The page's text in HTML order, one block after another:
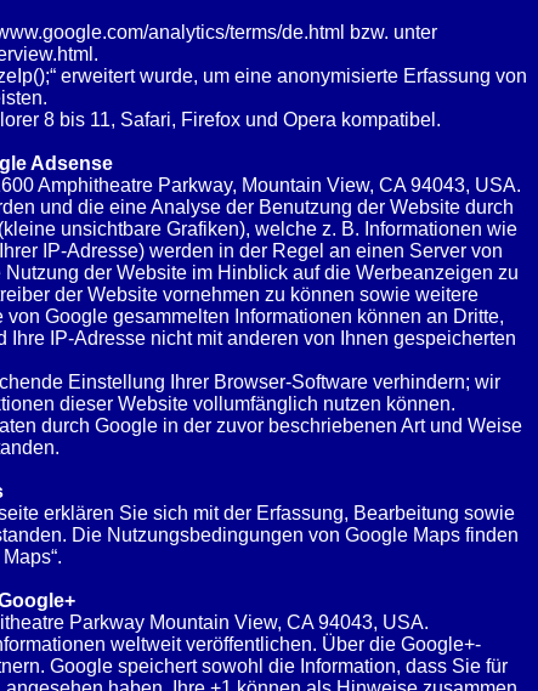
analytics/terms/de.html bzw. unter
.
erweitert wurde, um eine anonymisierte Erfassung von
8 bis 11, Safari, Firefox und Opera kompatibel.
Adsense
Amphitheatre Parkway, Mountain View, CA 94043, USA.
und die eine Analyse der Benutzung der Website durch
unsichtbare Grafiken), welche z. B. Informationen wie
IP-Adresse) werden in der Regel an einen Server von
der Website im Hinblick auf die Werbeanzeigen zu
der Website vornehmen zu können sowie weitere
Google gesammelten Informationen können an Dritte,
IP-Adresse nicht mit anderen von Ihnen gespeicherten
Einstellung Ihrer Browser-Software verhindern; wir
dieser Website vollumfänglich nutzen können.
durch Google in der zuvor beschriebenen Art und Weise
erklären Sie sich mit der Erfassung, Bearbeitung sowie
Die Nutzungsbedingungen von Google Maps finden
Parkway Mountain View, CA 94043, USA.
weltweit veröffentlichen. Über die Google+-
Google speichert sowohl die Information, dass Sie für